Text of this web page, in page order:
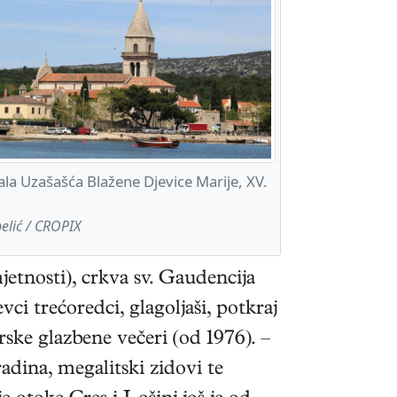
Uzašašća Blažene Djevice Marije, XV.
/ CROPIX
crkva sv. Gaudencija
trećoredci, glagoljaši, potkraj
glazbene večeri (od 1976). –
megalitski zidovi te